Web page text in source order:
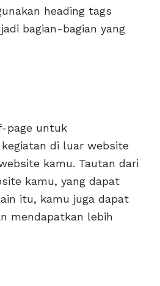
heading tags
bagian-bagian yang
page untuk
di luar website
kamu. Tautan dari
kamu, yang dapat
itu, kamu juga dapat
mendapatkan lebih